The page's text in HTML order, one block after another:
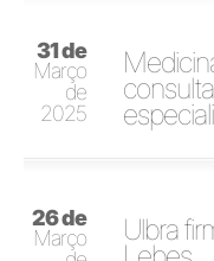
31 de
Março
de
2025
26 de
Março
Ulbra